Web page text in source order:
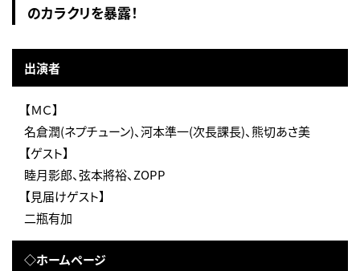
のカラクリを暴露！
出演者
【ＭＣ】
名倉潤(ネプチューン)、河本準一(次長課長)、熊切あさ美
【ゲスト】
睦月影郎、弦本將裕、ZOPP
【見届けゲスト】
二瓶有加
◇ホームページ